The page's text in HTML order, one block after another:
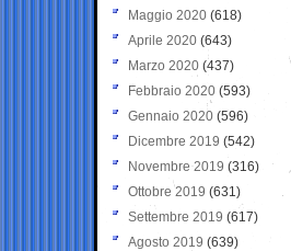
Maggio 2020 (618)
Aprile 2020 (643)
Marzo 2020 (437)
Febbraio 2020 (593)
Gennaio 2020 (596)
Dicembre 2019 (542)
Novembre 2019 (316)
Ottobre 2019 (631)
Settembre 2019 (617)
Agosto 2019 (639)